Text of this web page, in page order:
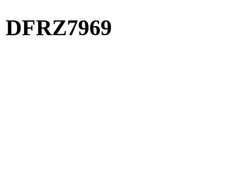
DFRZ7969